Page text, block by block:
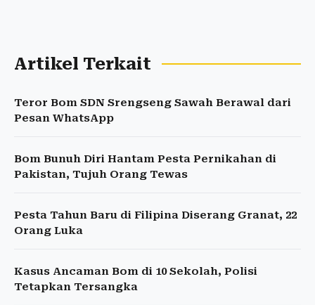
Artikel Terkait
Teror Bom SDN Srengseng Sawah Berawal dari
Pesan WhatsApp
Bom Bunuh Diri Hantam Pesta Pernikahan di
Pakistan, Tujuh Orang Tewas
Pesta Tahun Baru di Filipina Diserang Granat, 22
Orang Luka
Kasus Ancaman Bom di 10 Sekolah, Polisi
Tetapkan Tersangka